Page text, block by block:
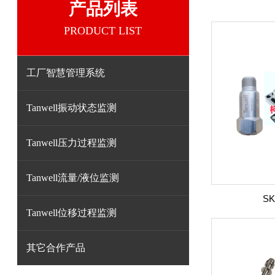
产品列表
PRODUCT LIST
工厂智慧管理系统
Tanwell振动状态监测
Tanwell压力过程监测
Tanwell流量/液位监测
Tanwell位移过程监测
其它合作产品